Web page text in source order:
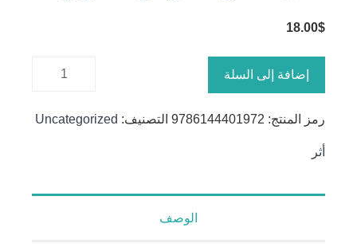
18.00$
كمية تأثير
على الأمن
إضافة إلى السلة
رمز المنتج: 9786144401972 التصنيف: Uncategorized
أثر
الوصف